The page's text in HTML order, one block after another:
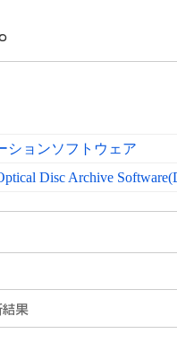
ションソフトウェア
Disc Archive